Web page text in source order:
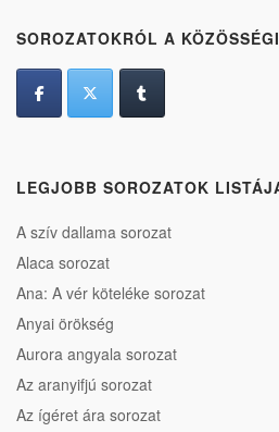
SOROZATOKRÓL A
LEGJOBB SOROZATOK
A szív dallama sorozat
Alaca sorozat
Ana: A vér köteléke sorozat
Anyai örökség
Aurora angyala sorozat
Az aranyifjú sorozat
Az ígéret ára sorozat